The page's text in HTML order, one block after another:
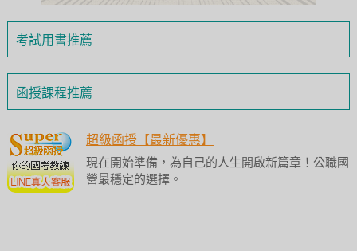
考試用書推薦
函授課程推薦
超級函授【最新優惠】
現在開始準備，為自己的人生開啟新篇章！公職國
營最穩定的選擇。